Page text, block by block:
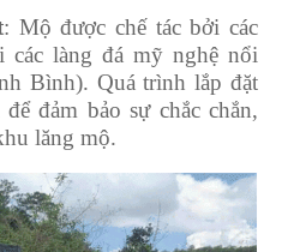
: Mộ được chế tác bởi các
các làng đá mỹ nghệ nổi
Bình). Quá trình lắp đặt
đảm bảo sự chắc chắn,
lăng mộ.